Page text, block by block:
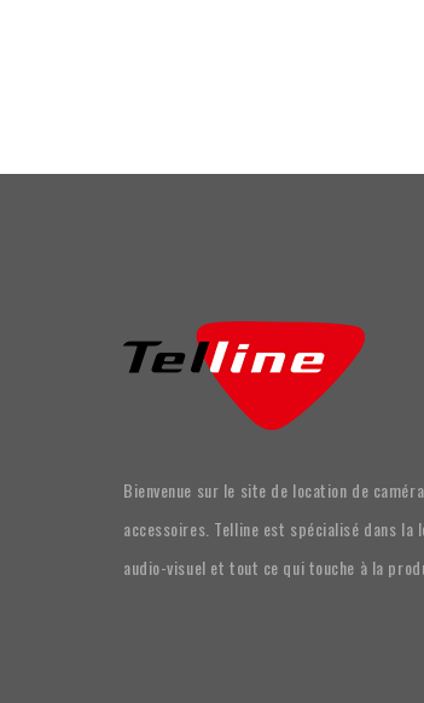
Bienvenue sur le site de location de
accessoires. Telline est spécialisé dans la
audio-visuel et tout ce qui touche à la